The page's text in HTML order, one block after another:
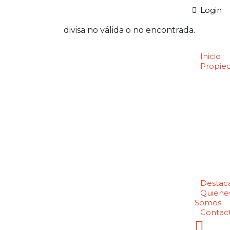
Login
divisa no válida o no encontrada.
Inicio
Somos